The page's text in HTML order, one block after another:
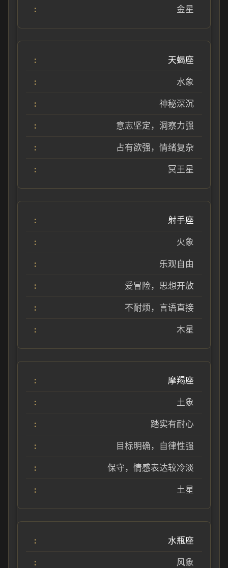
金星
天蝎座
水象
神秘深沉
意志坚定，洞察力强
占有欲强，情绪复杂
冥王星
射手座
火象
乐观自由
爱冒险，思想开放
不耐烦，言语直接
木星
摩羯座
土象
踏实有耐心
目标明确，自律性强
保守，情感表达较冷淡
土星
水瓶座
风象